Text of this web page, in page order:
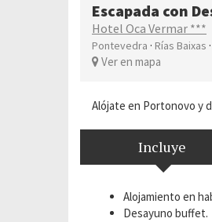
Escapada con
Hotel Oca Vermar ***
Pontevedra · Rías Baixas ·
Ver en mapa
Alójate en Portonovo y
Incluye
Alojamiento en
Desayuno buffet.